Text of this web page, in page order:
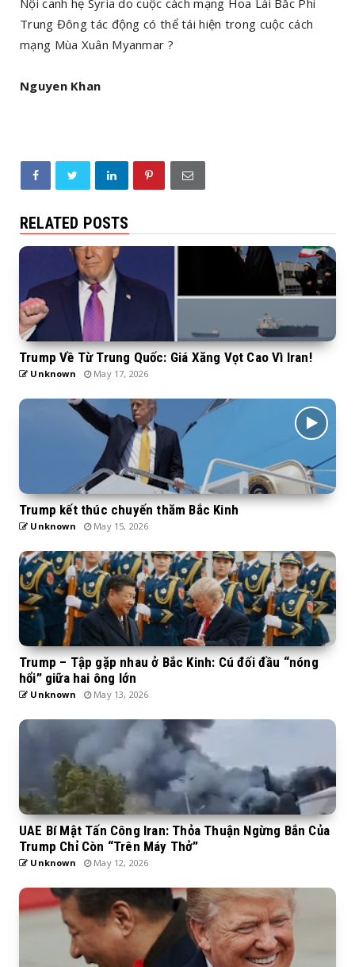
Nội canh hẹ Syria do cuộc cách mạng Hoa Lài Bắc Phi
Trung Đông tác động có thể tái hiện trong cuộc cách
mạng Mùa Xuân Myanmar ?
Nguyen Khan
RELATED POSTS
Trump Về Từ Trung Quốc: Giá Xăng Vọt Cao Vì Iran!
Unknown May 17, 2026
Trump kết thúc chuyến thăm Bắc Kinh
Unknown May 15, 2026
Trump – Tập gặp nhau ở Bắc Kinh: Cú đối đầu “nóng
hổi” giữa hai ông lớn
Unknown May 13, 2026
UAE Bí Mật Tấn Công Iran: Thỏa Thuận Ngừng Bắn Của
Trump Chỉ Còn “Trên Máy Thở”
Unknown May 12, 2026